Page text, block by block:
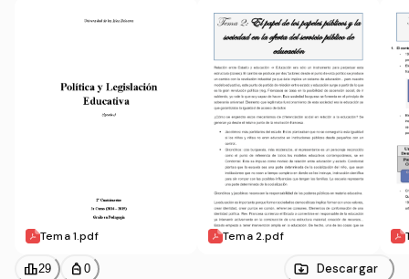
Tema 1.pdf Tema 2.pdf
leaderboard29 personal_bag 0 Descargar